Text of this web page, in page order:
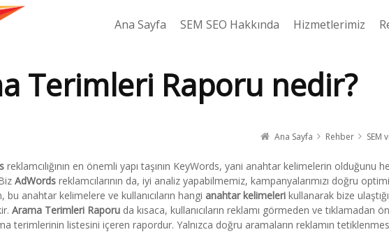
Ana Sayfa SEM SEO Hakkında Hizmetlerimiz
Terimleri Raporu nedir?
Ana Sayfa Rehber SEM
reklamcılığının en önemli yapı taşının KeyWords, yani anahtar kelimelerin olduğunu
AdWords reklamcılarının da, iyi analiz yapabilmemiz, kampanyalarımızı doğru
bu anahtar kelimelere ve kullanıcıların hangi anahtar kelimeleri kullanarak bize
Arama Terimleri Raporu da kısaca, kullanıcıların reklamı görmeden ve tıklamadan
terimlerinin listesini içeren rapordur. Yalnızca doğru aramaların reklamın